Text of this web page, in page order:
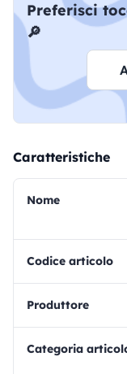
Preferisci
🔎
Caratteristiche
Nome
Codice articolo
Produttore
Categoria